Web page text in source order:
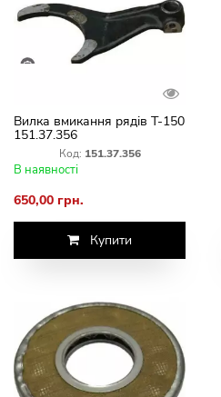
Вилка вмикання рядів Т-150
151.37.356
Код: 151.37.356
В наявності
650,00 грн.
Купити